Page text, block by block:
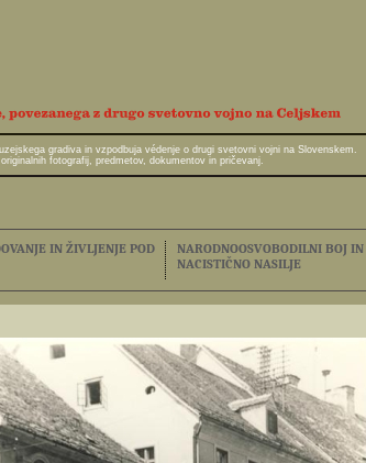
gradiva in vzpodbuja védenje o drugi svetovni vojni na Slovenskem.
fotografij, predmetov, dokumentov in pričevanj.
IN ŽIVLJENJE POD
NARODNOOSVOBODILNI BOJ IN
NACISTIČNO NASILJE